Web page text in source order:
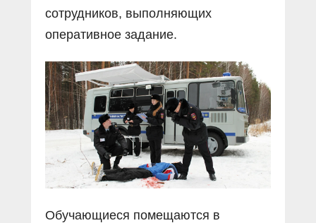
сотрудников, выполняющих
оперативное задание.
Обучающиеся помещаются в